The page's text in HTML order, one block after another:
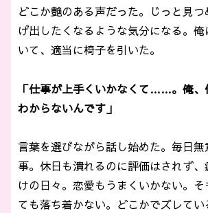
どこか艶のある声だった。じっと見
げ出したくなるような気分になる。
いて、適当に椅子を引いた。
「仕事が上手くいかなくて……。俺、
わからないんです」
言葉を選びながら話し始めた。毎日
事。休日も潰れるのに評価はされず
けの日々。恋愛もうまくいかない。
ても落ち着かない。どこかでズレて